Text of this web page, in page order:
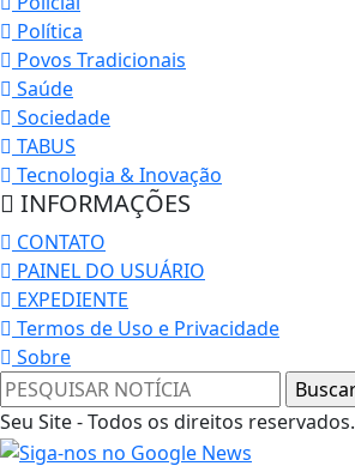
Política
Povos Tradicionais
Saúde
Sociedade
TABUS
Tecnologia & Inovação
INFORMAÇÕES
CONTATO
PAINEL DO USUÁRIO
EXPEDIENTE
Termos de Uso e Privacidade
Sobre
Seu Site - Todos os direitos reservados.